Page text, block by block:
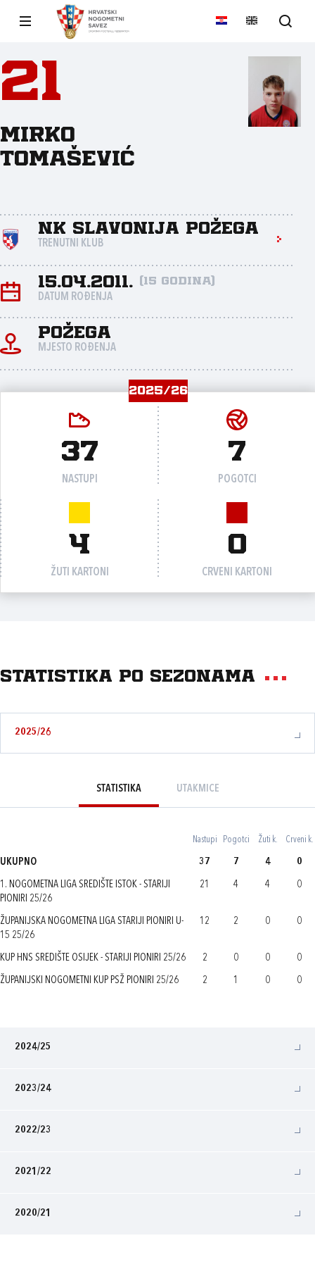
21
Mirko
Tomašević
NK Slavonija Požega
TRENUTNI KLUB
15.04.2011. (15 godina)
DATUM ROĐENJA
Požega
MJESTO ROĐENJA
2025/26
37
NASTUPI
7
POGOTCI
4
ŽUTI KARTONI
0
CRVENI KARTONI
Statistika po sezonama
2025/26
STATISTIKA UTAKMICE
Nastupi Pogotci Žuti k. Crveni k.
UKUPNO 37 7 4 0
1. NOGOMETNA LIGA SREDIŠTE ISTOK - STARIJI
PIONIRI 25/26
21 4 4 0
ŽUPANIJSKA NOGOMETNA LIGA STARIJI PIONIRI U-
15 25/26
12 2 0 0
KUP HNS SREDIŠTE OSIJEK - STARIJI PIONIRI 25/26 2 0 0 0
ŽUPANIJSKI NOGOMETNI KUP PSŽ PIONIRI 25/26 2 1 0 0
2024/25
2023/24
2022/23
2021/22
2020/21